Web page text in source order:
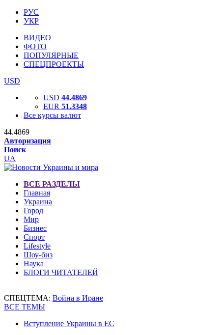
РУС
УКР
ВИДЕО
ФОТО
ПОПУЛЯРНЫЕ
СПЕЦПРОЕКТЫ
USD
USD 44.4869
EUR 51.3348
Все курсы валют
44.4869
Авторизация
Поиск
UA
ВСЕ РАЗДЕЛЫ
Главная
Украина
Город
Мир
Бизнес
Спорт
Lifestyle
Шоу-биз
Наука
БЛОГИ ЧИТАТЕЛЕЙ
СПЕЦТЕМА: Война в Иране
ВСЕ ТЕМЫ
Вступление Украины в ЕС